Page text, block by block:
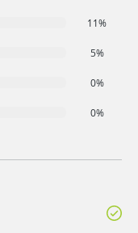
11%
5%
0%
0%